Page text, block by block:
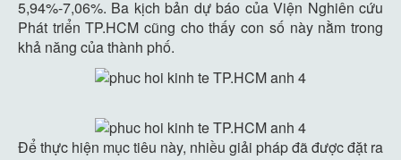
5,94%-7,06%. Ba kịch bản dự báo của Viện Nghiên cứu
Phát triển TP.HCM cũng cho thấy con số này nằm trong
khả năng của thành phố.
Để thực hiện mục tiêu này, nhiều giải pháp đã được đặt ra